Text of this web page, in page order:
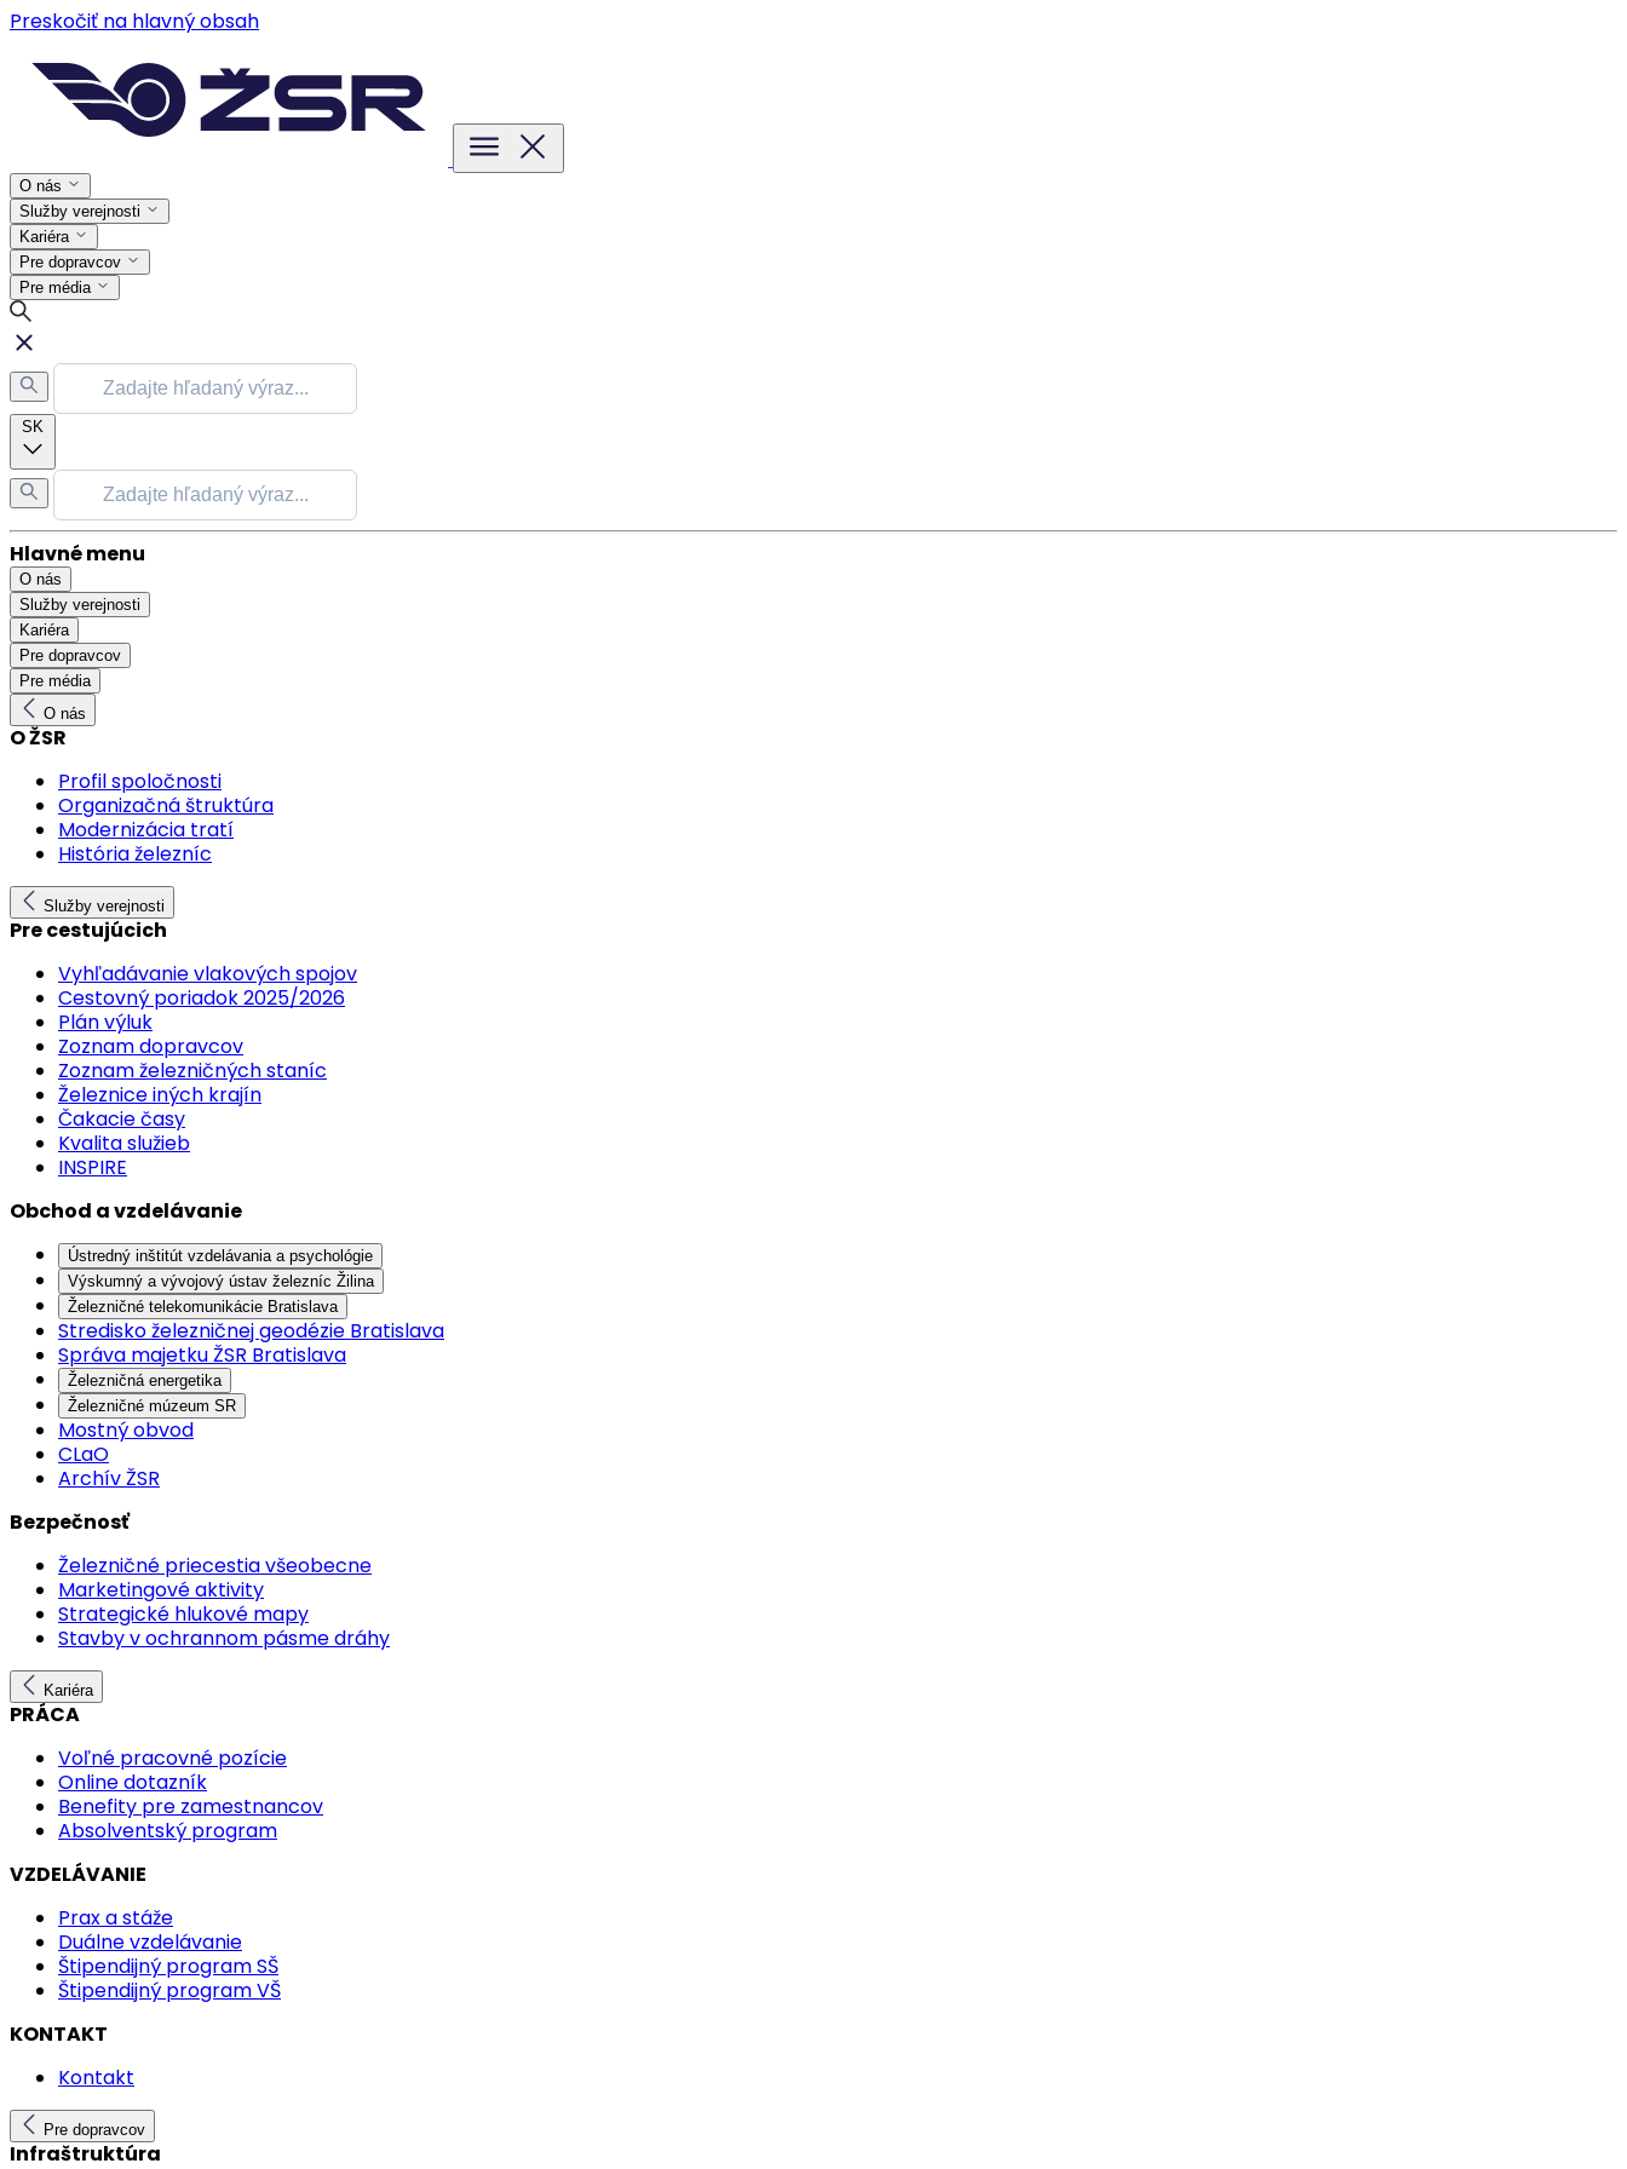
Preskočiť na hlavný obsah
O nás
Služby verejnosti
Kariéra
Pre dopravcov
Pre média
SK
Hlavné menu
O nás
Služby verejnosti
Kariéra
Pre dopravcov
Pre média
O nás
O ŽSR
Profil spoločnosti
Organizačná štruktúra
Modernizácia tratí
História železníc
Služby verejnosti
Pre cestujúcich
Vyhľadávanie vlakových spojov
Cestovný poriadok 2025/2026
Plán výluk
Zoznam dopravcov
Zoznam železničných staníc
Železnice iných krajín
Čakacie časy
Kvalita služieb
INSPIRE
Obchod a vzdelávanie
Ústredný inštitút vzdelávania a psychológie
Výskumný a vývojový ústav železníc Žilina
Železničné telekomunikácie Bratislava
Stredisko železničnej geodézie Bratislava
Správa majetku ŽSR Bratislava
Železničná energetika
Železničné múzeum SR
Mostný obvod
CLaO
Archív ŽSR
Bezpečnosť
Železničné priecestia všeobecne
Marketingové aktivity
Strategické hlukové mapy
Stavby v ochrannom pásme dráhy
Kariéra
PRÁCA
Voľné pracovné pozície
Online dotazník
Benefity pre zamestnancov
Absolventský program
VZDELÁVANIE
Prax a stáže
Duálne vzdelávanie
Štipendijný program SŠ
Štipendijný program VŠ
KONTAKT
Kontakt
Pre dopravcov
Infraštruktúra